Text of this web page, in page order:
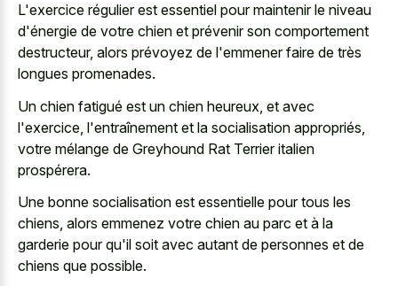
L'exercice régulier est essentiel pour maintenir le niveau
d'énergie de votre chien et prévenir son comportement
destructeur, alors prévoyez de l'emmener faire de très
longues promenades.
Un chien fatigué est un chien heureux, et avec
l'exercice, l'entraînement et la socialisation appropriés,
votre mélange de Greyhound Rat Terrier italien
prospérera.
Une bonne socialisation est essentielle pour tous les
chiens, alors emmenez votre chien au parc et à la
garderie pour qu'il soit avec autant de personnes et de
chiens que possible.